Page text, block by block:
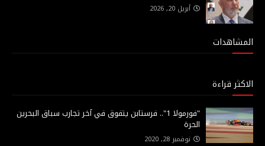
أبريل 20, 2026
المشاهدات
الاكثر قراءة
"فورمولا 1".. فرستابن يتفوق في آخر تجارب سباق البحرين
الحرة
نوفمبر 28, 2020